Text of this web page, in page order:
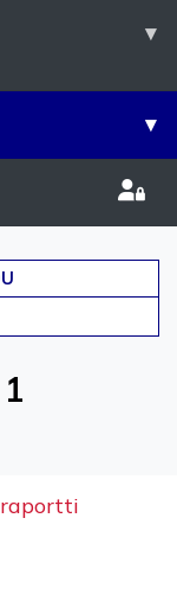
▾
▾